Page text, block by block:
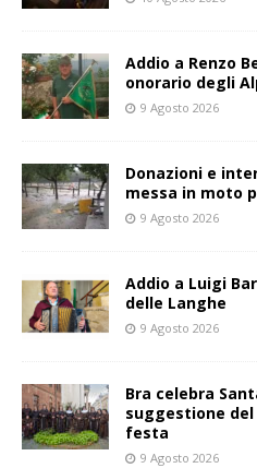
Addio a Renzo
onorario degli
9 Agosto 2026
Donazioni e
messa in moto
9 Agosto 2026
Addio a Luigi
delle Langhe
9 Agosto 2026
Bra celebra
suggestione
festa
9 Agosto 2026